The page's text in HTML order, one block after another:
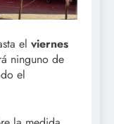
el viernes
ninguno de
el